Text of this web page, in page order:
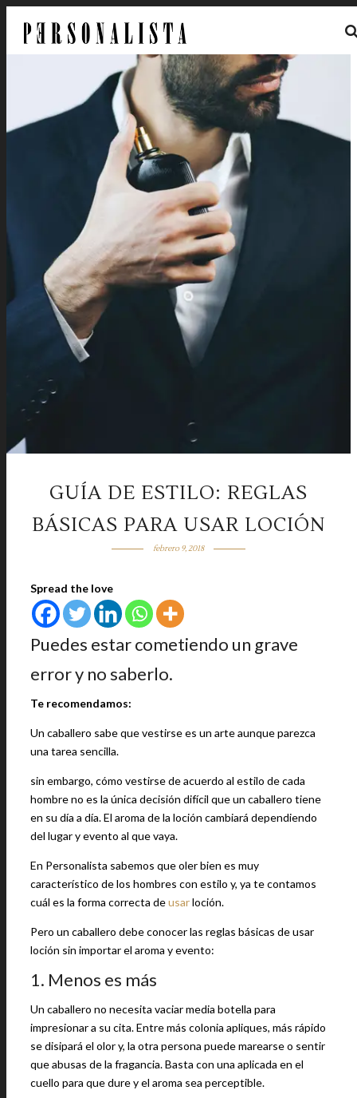
GUÍA DE ESTILO: REGLAS
BÁSICAS PARA USAR LOCIÓN
febrero 9, 2018
Spread the love
Puedes estar cometiendo un grave
error y no saberlo.
Te recomendamos:
Un caballero sabe que vestirse es un arte aunque parezca
una tarea sencilla.
sin embargo, cómo vestirse de acuerdo al estilo de cada
hombre no es la única decisión difícil que un caballero tiene
en su día a día. El aroma de la loción cambiará dependiendo
del lugar y evento al que vaya.
En Personalista sabemos que oler bien es muy
característico de los hombres con estilo y, ya te contamos
cuál es la forma correcta deusarloción.
Pero un caballero debe conocer las reglas básicas de usar
loción sin importar el aroma y evento:
1. Menos es más
Un caballero no necesita vaciar media botella para
impresionar a su cita. Entre más colonia apliques, más rápido
se disipará el olor y, la otra persona puede marearse o sentir
que abusas de la fragancia. Basta con una aplicada en el
cuello para que dure y el aroma sea perceptible.